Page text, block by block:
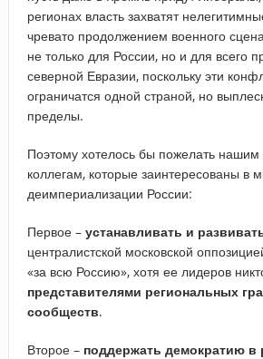
регионах власть захватят
чревато продолжением военного
не только для России, но и для всего
северной Евразии, поскольку эти
ограничатся одной страной, но
пределы.
Поэтому хотелось бы пожелать
коллегам, которые заинтересованы в
деимпериализации России:
Первое – устанавливать и
централистской московской
«за всю Россию», хотя ее лидеров
представителями региональных
сообществ.
Второе – поддержать демократию в